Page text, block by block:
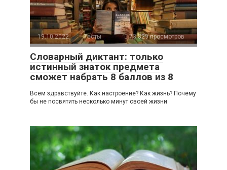
19.10.2022 Тесты 73 829 просмотров
Словарный диктант: только
истинный знаток предмета
сможет набрать 8 баллов из 8
Всем здравствуйте. Как настроение? Как жизнь? Почему
бы не посвятить несколько минут своей жизни